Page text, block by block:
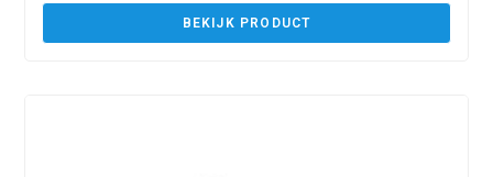
BEKIJK PRODUCT